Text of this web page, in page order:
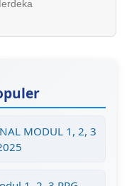
MODUL 1, 2, 3